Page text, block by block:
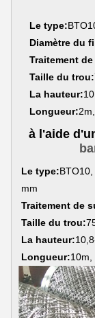
Le type:
Diamètre du
Traitement
Taille du trou:
La hauteur:
Longueur:
à l'aide
Le type:BTO10,
mm
Traitement de
Taille du trou:
La hauteur:
Longueur:10m,